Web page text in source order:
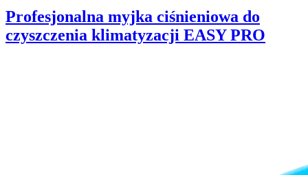
Profesjonalna myjka ciśnieniowa do
czyszczenia klimatyzacji EASY PRO